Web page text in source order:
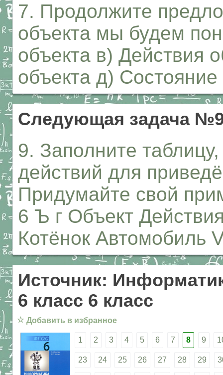
7. Продолжите
объекта мы будем
объекта в) Действия
объекта д) Состояние
Следующая задача
9. Заполните
действий для
Придумайте свой
6 Ъ г Объект
Котёнок Автомобиль
Источник:
6 класс 6 класс
☆ Добавить в избранное
1 2 3 4 5 6 7 8 9
23 24 25 26 27 28 29